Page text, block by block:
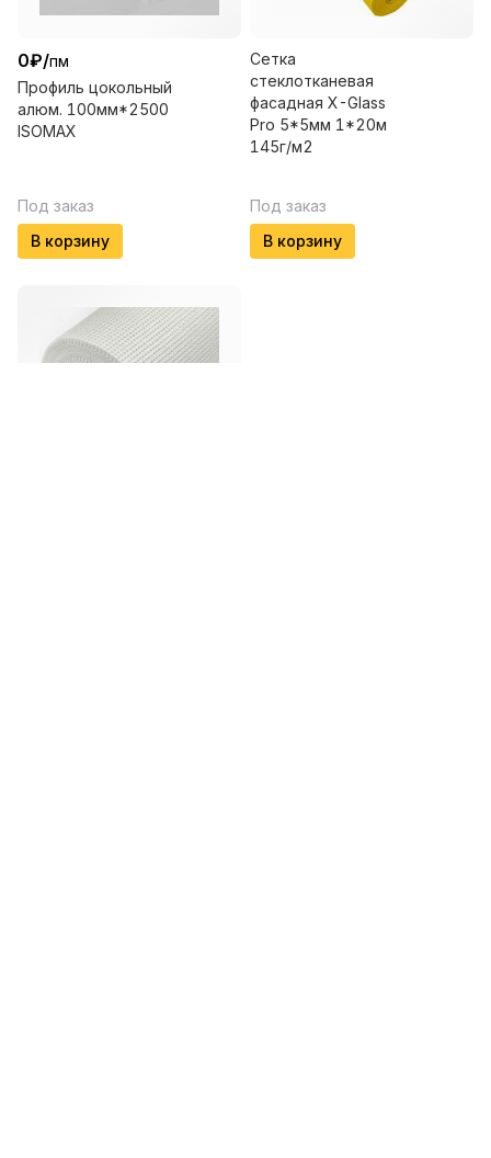
0₽/пм
Профиль цокольный
алюм. 100мм*2500
ISOMAX
Под заказ
В корзину
Сетка
стеклотканевая
фасадная X-Glass
Pro 5*5мм 1*20м
145г/м2
Под заказ
В корзину